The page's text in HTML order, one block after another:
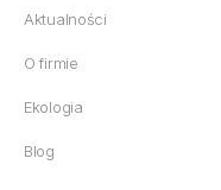
Aktualności
O firmie
Ekologia
Blog